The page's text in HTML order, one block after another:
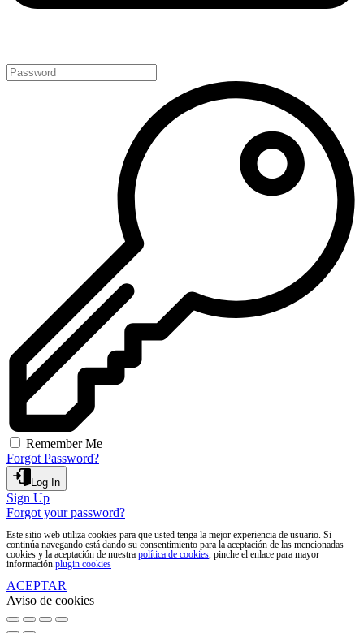
Remember Me
Forgot Password?
Log In
Sign Up
Forgot your password?
Este sitio web utiliza cookies para que usted tenga la mejor experiencia de usuario. Si
continúa navegando está dando su consentimiento para la aceptación de las mencionadas
cookies y la aceptación de nuestra política de cookies, pinche el enlace para mayor
información.plugin cookies
ACEPTAR
Aviso de cookies